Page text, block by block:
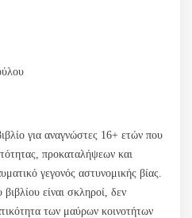
για αναγνώστες 16+ ετών που
προκαταλήψεων και
γεγονός αστυνομικής βίας.
είναι σκληροί, δεν
των μαύρων κοινοτήτων